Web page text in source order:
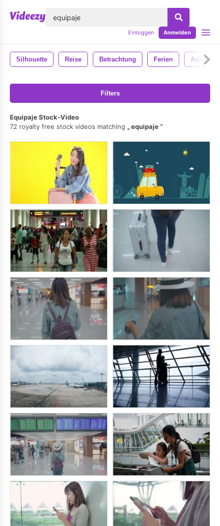
Einloggen Anmelden
Silhouette Reise Betrachtung Ferien Ankunft
Filters
Equipaje Stock-Video
72 royalty free stock videos matching
equipaje